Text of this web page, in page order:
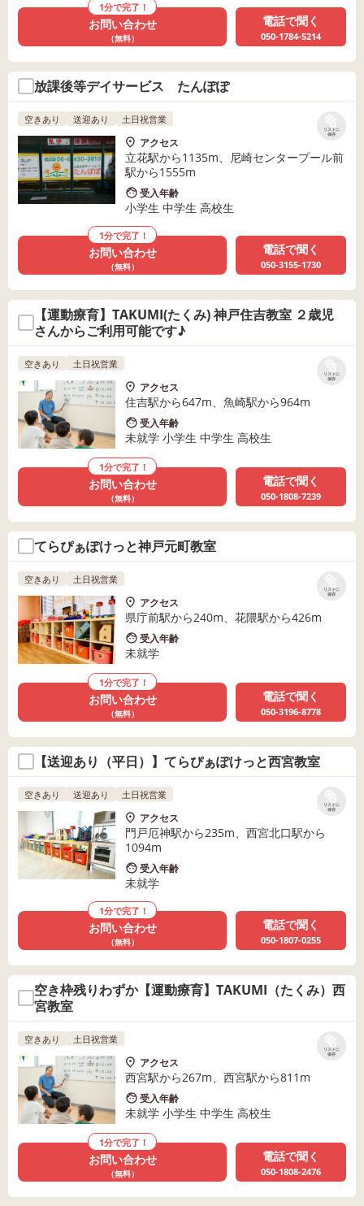
1分で完了！
お問い合わせ
（無料）
電話で聞く
050-1784-5214
放課後等デイサービス たんぽぽ
リストに
保存
空きあり 送迎あり 土日祝営業
アクセス
立花駅から1135m、尼崎センタープール前
駅から1555m
受入年齢
小学生 中学生 高校生
1分で完了！
お問い合わせ
（無料）
電話で聞く
050-3155-1730
【運動療育】TAKUMI(たくみ) 神戸住吉教室 ２歳児
さんからご利用可能です♪
リストに
保存
空きあり 土日祝営業
アクセス
住吉駅から647m、魚崎駅から964m
受入年齢
未就学 小学生 中学生 高校生
1分で完了！
お問い合わせ
（無料）
電話で聞く
050-1808-7239
てらぴぁぽけっと神戸元町教室
リストに
保存
空きあり 土日祝営業
アクセス
県庁前駅から240m、花隈駅から426m
受入年齢
未就学
1分で完了！
お問い合わせ
（無料）
電話で聞く
050-3196-8778
【送迎あり（平日）】てらぴぁぽけっと西宮教室
リストに
保存
空きあり 送迎あり 土日祝営業
アクセス
門戸厄神駅から235m、西宮北口駅から
1094m
受入年齢
未就学
1分で完了！
お問い合わせ
（無料）
電話で聞く
050-1807-0255
空き枠残りわずか【運動療育】TAKUMI（たくみ）西
宮教室
リストに
保存
空きあり 土日祝営業
アクセス
西宮駅から267m、西宮駅から811m
受入年齢
未就学 小学生 中学生 高校生
1分で完了！
お問い合わせ
（無料）
電話で聞く
050-1808-2476